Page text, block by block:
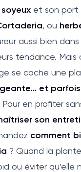
et son port
, ou
aussi bien
tendance. Mais
se cache une
et parfois
Pour en profiter
son
comment
? Quand la
ou éviter qu’elle